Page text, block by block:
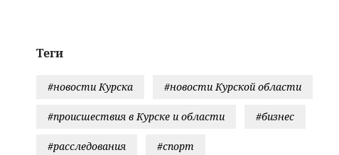
прямо сейчас
Теги
#новости Курска #новости Курской области
#происшествия в Курске и области #бизнес
#расследования #спорт